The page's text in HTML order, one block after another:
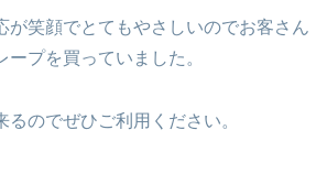
が笑顔でとてもやさしいのでお客さん
ープを買っていました。
るのでぜひご利用ください。